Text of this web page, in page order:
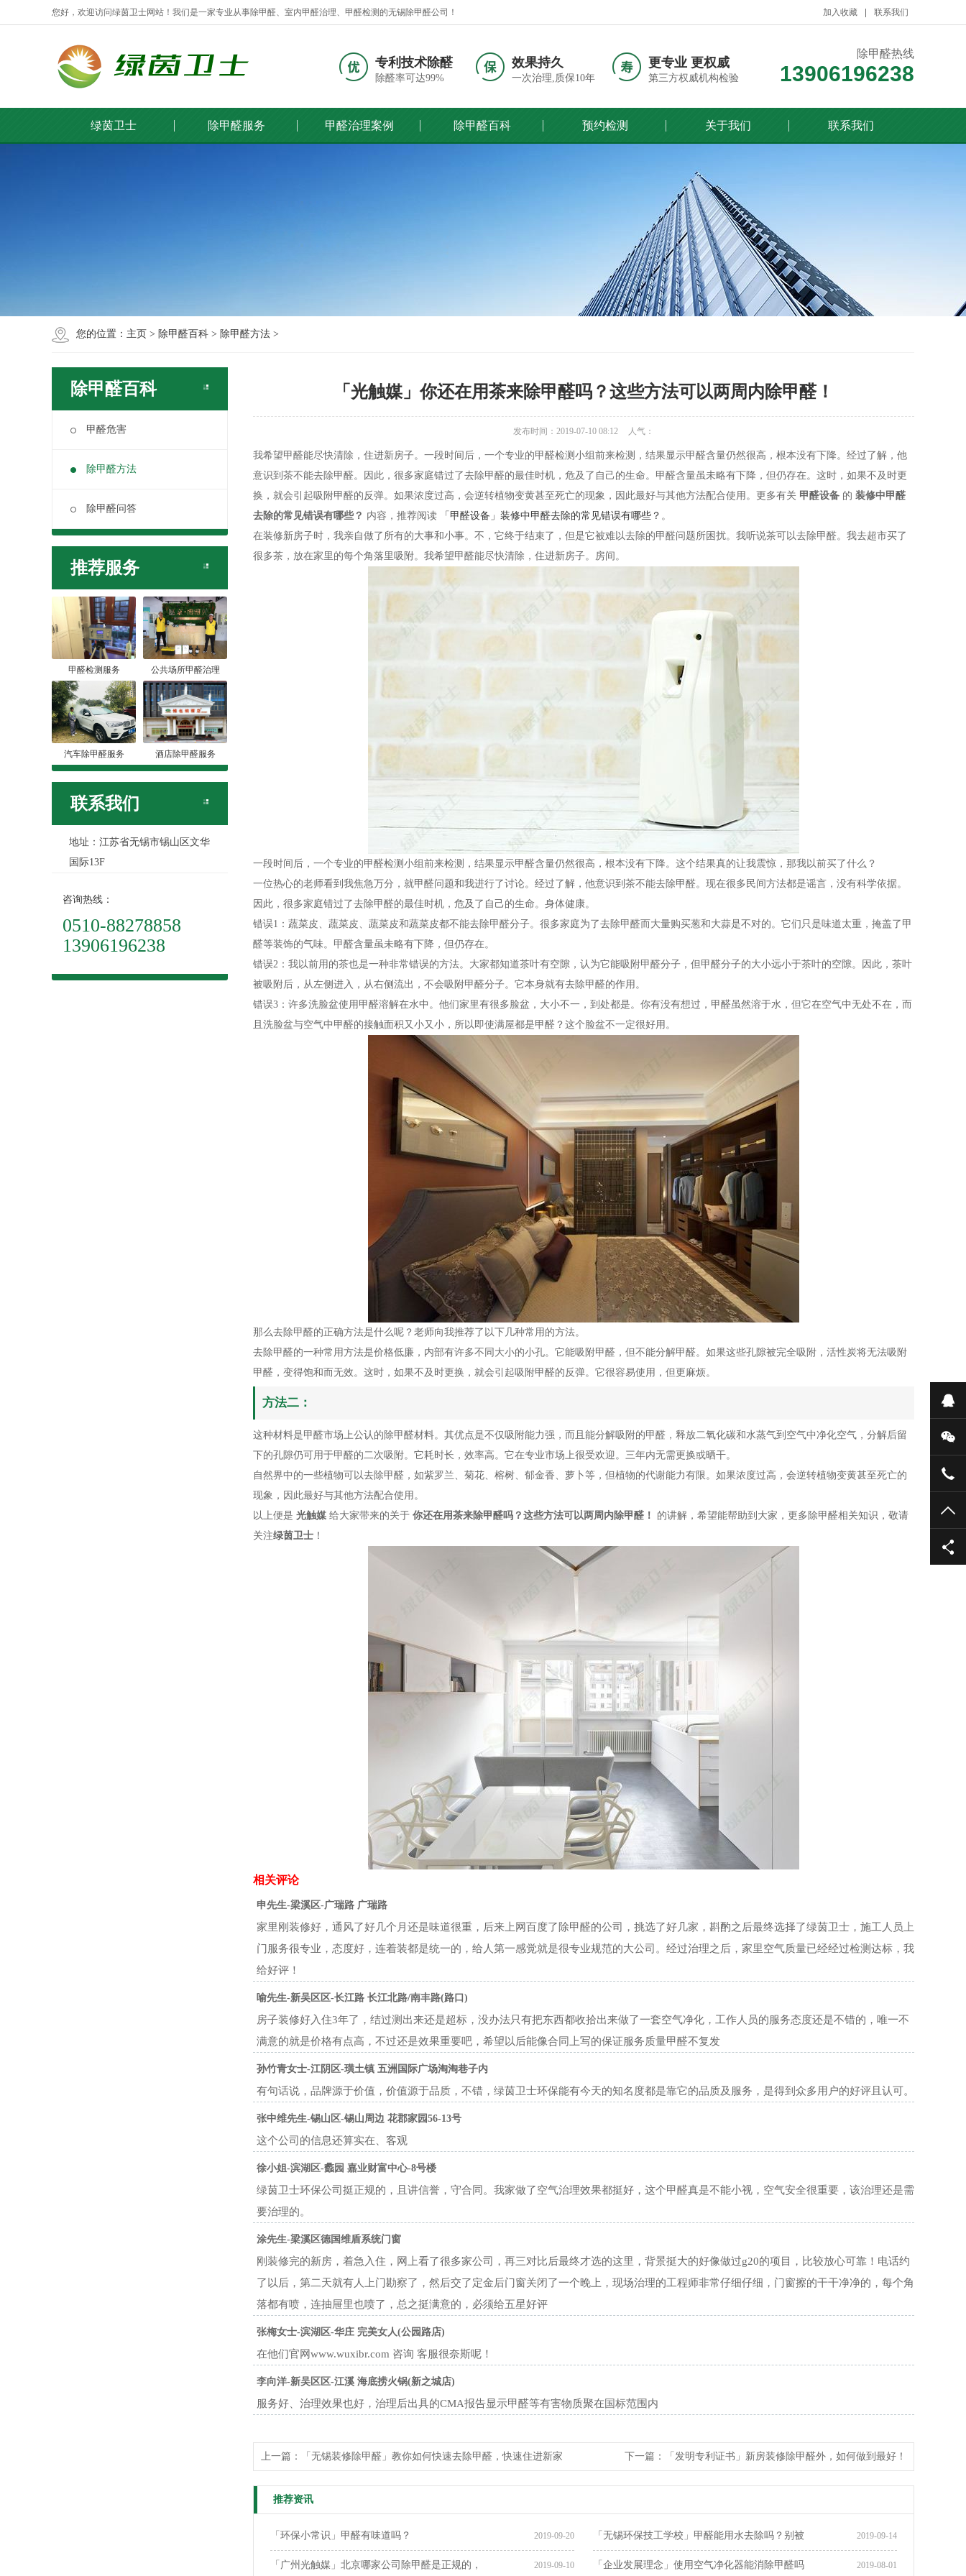
加入收藏 联系我们
您好，欢迎访问绿茵卫士网站！我们是一家专业从事除甲醛、室内甲醛治理、甲醛检测的无锡除甲醛公司！
专利技术除醛
除醛率可达99%
效果持久
一次治理,质保10年
更专业 更权威
第三方权威机构检验
除甲醛热线
13906196238
绿茵卫士 除甲醛服务 甲醛治理案例 除甲醛百科 预约检测 关于我们 联系我们
您的位置： 主页 > 除甲醛百科 > 除甲醛方法 >
除甲醛百科
甲醛危害
除甲醛方法
除甲醛问答
推荐服务
甲醛检测服务 公共场所甲醛治理
汽车除甲醛服务 酒店除甲醛服务
联系我们
地址：江苏省无锡市锡山区文华
国际13F
咨询热线：
0510-88278858
13906196238
「光触媒」你还在用茶来除甲醛吗？这些方法可以两周内除甲醛！
发布时间：2019-07-10 08:12 人气：
我希望甲醛能尽快清除，住进新房子。一段时间后，一个专业的甲醛检测小组前来检测，结果显示甲醛含量仍然很高，根本没有下降。经过了解，他
意识到茶不能去除甲醛。因此，很多家庭错过了去除甲醛的最佳时机，危及了自己的生命。甲醛含量虽未略有下降，但仍存在。这时，如果不及时更
换，就会引起吸附甲醛的反弹。如果浓度过高，会逆转植物变黄甚至死亡的现象，因此最好与其他方法配合使用。更多有关 甲醛设备 的 装修中甲醛
去除的常见错误有哪些？ 内容，推荐阅读 「甲醛设备」装修中甲醛去除的常见错误有哪些？ 。
在装修新房子时，我亲自做了所有的大事和小事。不，它终于结束了，但是它被难以去除的甲醛问题所困扰。我听说茶可以去除甲醛。我去超市买了
很多茶，放在家里的每个角落里吸附。我希望甲醛能尽快清除，住进新房子。房间。
一段时间后，一个专业的甲醛检测小组前来检测，结果显示甲醛含量仍然很高，根本没有下降。这个结果真的让我震惊，那我以前买了什么？
一位热心的老师看到我焦急万分，就甲醛问题和我进行了讨论。经过了解，他意识到茶不能去除甲醛。现在很多民间方法都是谣言，没有科学依据。
因此，很多家庭错过了去除甲醛的最佳时机，危及了自己的生命。身体健康。
错误1：蔬菜皮、蔬菜皮、蔬菜皮和蔬菜皮都不能去除甲醛分子。很多家庭为了去除甲醛而大量购买葱和大蒜是不对的。它们只是味道太重，掩盖了甲
醛等装饰的气味。甲醛含量虽未略有下降，但仍存在。
错误2：我以前用的茶也是一种非常错误的方法。大家都知道茶叶有空隙，认为它能吸附甲醛分子，但甲醛分子的大小远小于茶叶的空隙。因此，茶叶
被吸附后，从左侧进入，从右侧流出，不会吸附甲醛分子。它本身就有去除甲醛的作用。
错误3：许多洗脸盆使用甲醛溶解在水中。他们家里有很多脸盆，大小不一，到处都是。你有没有想过，甲醛虽然溶于水，但它在空气中无处不在，而
且洗脸盆与空气中甲醛的接触面积又小又小，所以即使满屋都是甲醛？这个脸盆不一定很好用。
那么去除甲醛的正确方法是什么呢？老师向我推荐了以下几种常用的方法。
去除甲醛的一种常用方法是价格低廉，内部有许多不同大小的小孔。它能吸附甲醛，但不能分解甲醛。如果这些孔隙被完全吸附，活性炭将无法吸附
甲醛，变得饱和而无效。这时，如果不及时更换，就会引起吸附甲醛的反弹。它很容易使用，但更麻烦。
方法二：
这种材料是甲醛市场上公认的除甲醛材料。其优点是不仅吸附能力强，而且能分解吸附的甲醛，释放二氧化碳和水蒸气到空气中净化空气，分解后留
下的孔隙仍可用于甲醛的二次吸附。它耗时长，效率高。它在专业市场上很受欢迎。三年内无需更换或晒干。
自然界中的一些植物可以去除甲醛，如紫罗兰、菊花、榕树、郁金香、萝卜等，但植物的代谢能力有限。如果浓度过高，会逆转植物变黄甚至死亡的
现象，因此最好与其他方法配合使用。
以上便是 光触媒 给大家带来的关于 你还在用茶来除甲醛吗？这些方法可以两周内除甲醛！
的讲解，希望能帮助到大家，更多除甲醛相关知识，敬请
关注绿茵卫士 ！
相关评论
申先生-梁溪区-广瑞路 广瑞路
家里刚装修好，通风了好几个月还是味道很重，后来上网百度了除甲醛的公司，挑选了好几家，斟酌之后最终选择了绿茵卫士，施工人员上
门服务很专业，态度好，连着装都是统一的，给人第一感觉就是很专业规范的大公司。经过治理之后，家里空气质量已经经过检测达标，我
给好评！
喻先生-新吴区区-长江路 长江北路/南丰路(路口)
房子装修好入住3年了，结过测出来还是超标，没办法只有把东西都收拾出来做了一套空气净化，工作人员的服务态度还是不错的，唯一不
满意的就是价格有点高，不过还是效果重要吧，希望以后能像合同上写的保证服务质量甲醛不复发
孙竹青女士-江阴区-璜土镇 五洲国际广场淘淘巷子内
有句话说，品牌源于价值，价值源于品质，不错，绿茵卫士环保能有今天的知名度都是靠它的品质及服务，是得到众多用户的好评且认可。
张中维先生-锡山区-锡山周边 花郡家园56-13号
这个公司的信息还算实在、客观
徐小姐-滨湖区-蠡园 嘉业财富中心-8号楼
绿茵卫士环保公司挺正规的，且讲信誉，守合同。我家做了空气治理效果都挺好，这个甲醛真是不能小视，空气安全很重要，该治理还是需
要治理的。
涂先生-梁溪区德国维盾系统门窗
刚装修完的新房，着急入住，网上看了很多家公司，再三对比后最终才选的这里，背景挺大的好像做过g20的项目，比较放心可靠！电话约
了以后，第二天就有人上门勘察了，然后交了定金后门窗关闭了一个晚上，现场治理的工程师非常仔细仔细，门窗擦的干干净净的，每个角
落都有喷，连抽屉里也喷了，总之挺满意的，必须给五星好评
张梅女士-滨湖区-华庄 完美女人(公园路店)
在他们官网www.wuxibr.com 咨询 客服很奈斯呢！
李向洋-新吴区区-江溪 海底捞火锅(新之城店)
服务好、治理效果也好，治理后出具的CMA报告显示甲醛等有害物质聚在国标范围内
上一篇： 「无锡装修除甲醛」教你如何快速去除甲醛，快速住进新家 下一篇： 「发明专利证书」新房装修除甲醛外，如何做到最好！
推荐资讯
2019-09-20
「环保小常识」甲醛有味道吗？ 2019-09-14
「无锡环保技工学校」甲醛能用水去除吗？别被
2019-09-10
「广州光触媒」北京哪家公司除甲醛是正规的， 2019-08-01
「企业发展理念」使用空气净化器能消除甲醛吗
在
微